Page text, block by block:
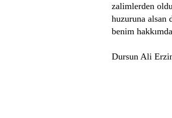
zalimlerden
huzuruna alsan
benim
Dursun Ali